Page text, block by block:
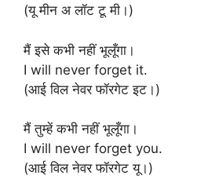
(यू मीन अ लॉट टू मी।)
मैं इसे कभी नहीं भूलूँगा।
I will never forget it.
(आई विल नेवर फॉरगेट इट।)
मैं तुम्हें कभी नहीं भूलूँगा।
I will never forget you.
(आई विल नेवर फॉरगेट यू।)